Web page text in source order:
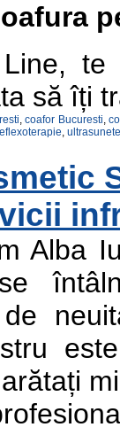
te
să îți
,coafor Bucuresti,
, ultrasunete
Alba
se
de